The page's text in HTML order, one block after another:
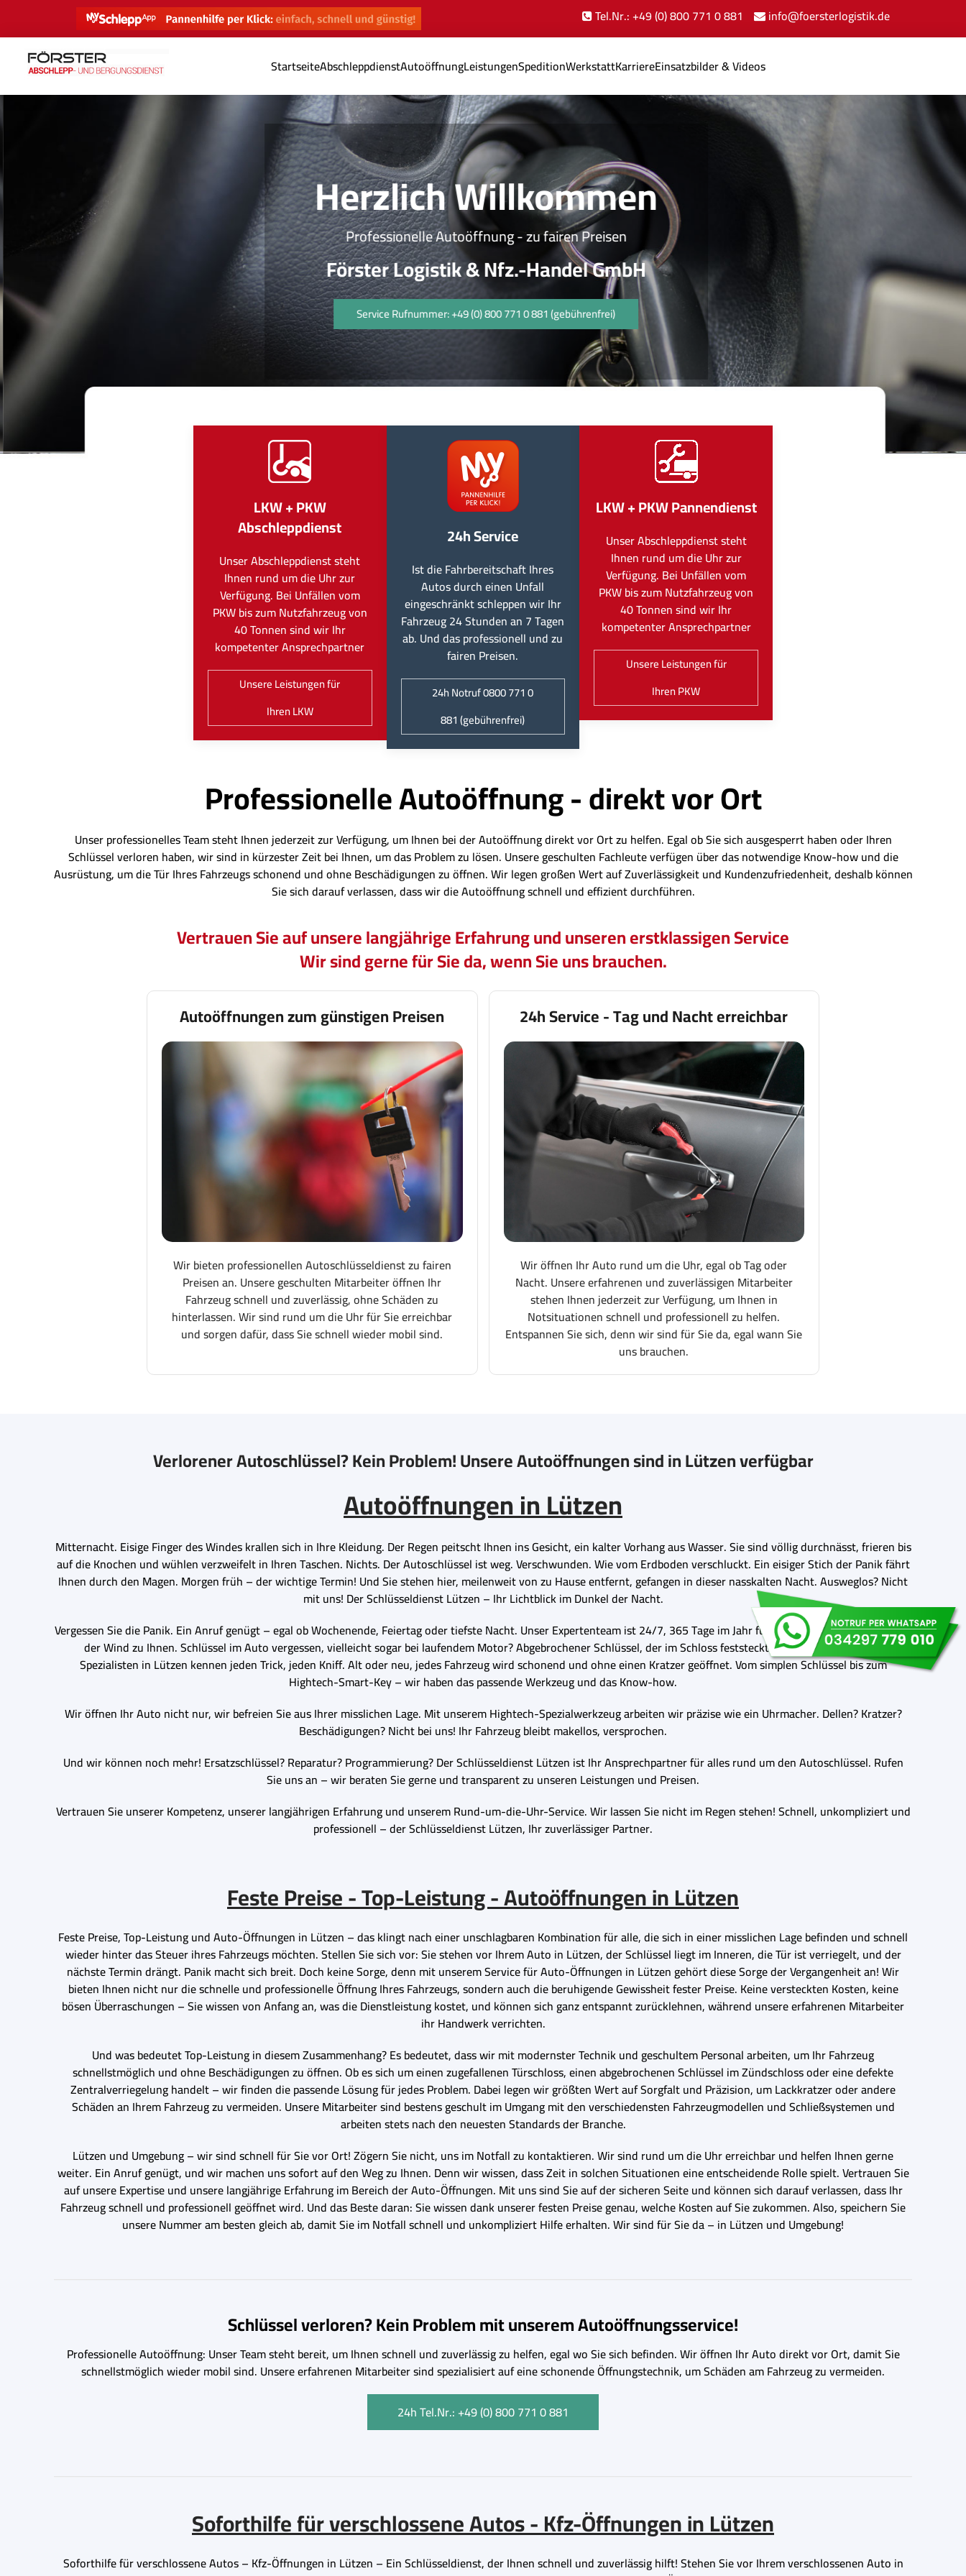
Tel.Nr.: +49 (0) 800 771 0 881 info@foersterlogistik.de
StartseiteAbschleppdienstAutoöffnungLeistungenSpeditionWerkstattKarriereEinsatzbilder & Videos
Herzlich Willkommen
Professionelle Autoöffnung - zu fairen Preisen
Förster Logistik & Nfz.-Handel GmbH
Service Rufnummer: +49 (0) 800 771 0 881 (gebührenfrei)
LKW + PKW
Abschleppdienst
Unser Abschleppdienst steht
Ihnen rund um die Uhr zur
Verfügung. Bei Unfällen vom
PKW bis zum Nutzfahrzeug von
40 Tonnen sind wir Ihr
kompetenter Ansprechpartner
Unsere Leistungen für
Ihren LKW
24h Service
Ist die Fahrbereitschaft Ihres
Autos durch einen Unfall
eingeschränkt schleppen wir Ihr
Fahrzeug 24 Stunden an 7 Tagen
ab. Und das professionell und zu
fairen Preisen.
24h Notruf 0800 771 0
881 (gebührenfrei)
LKW + PKW Pannendienst
Unser Abschleppdienst steht
Ihnen rund um die Uhr zur
Verfügung. Bei Unfällen vom
PKW bis zum Nutzfahrzeug von
40 Tonnen sind wir Ihr
kompetenter Ansprechpartner
Unsere Leistungen für
Ihren PKW
Professionelle Autoöffnung - direkt vor Ort
Unser professionelles Team steht Ihnen jederzeit zur Verfügung, um Ihnen bei der Autoöffnung direkt vor Ort zu helfen. Egal ob Sie sich ausgesperrt haben oder Ihren
Schlüssel verloren haben, wir sind in kürzester Zeit bei Ihnen, um das Problem zu lösen. Unsere geschulten Fachleute verfügen über das notwendige Know-how und die
Ausrüstung, um die Tür Ihres Fahrzeugs schonend und ohne Beschädigungen zu öffnen. Wir legen großen Wert auf Zuverlässigkeit und Kundenzufriedenheit, deshalb können
Sie sich darauf verlassen, dass wir die Autoöffnung schnell und effizient durchführen.
Vertrauen Sie auf unsere langjährige Erfahrung und unseren erstklassigen Service
Wir sind gerne für Sie da, wenn Sie uns brauchen.
Autoöffnungen zum günstigen Preisen
Wir bieten professionellen Autoschlüsseldienst zu fairen
Preisen an. Unsere geschulten Mitarbeiter öffnen Ihr
Fahrzeug schnell und zuverlässig, ohne Schäden zu
hinterlassen. Wir sind rund um die Uhr für Sie erreichbar
und sorgen dafür, dass Sie schnell wieder mobil sind.
24h Service - Tag und Nacht erreichbar
Wir öffnen Ihr Auto rund um die Uhr, egal ob Tag oder
Nacht. Unsere erfahrenen und zuverlässigen Mitarbeiter
stehen Ihnen jederzeit zur Verfügung, um Ihnen in
Notsituationen schnell und professionell zu helfen.
Entspannen Sie sich, denn wir sind für Sie da, egal wann Sie
uns brauchen.
Verlorener Autoschlüssel? Kein Problem! Unsere Autoöffnungen sind in Lützen verfügbar
Autoöffnungen in Lützen
Mitternacht. Eisige Finger des Windes krallen sich in Ihre Kleidung. Der Regen peitscht Ihnen ins Gesicht, ein kalter Vorhang aus Wasser. Sie sind völlig durchnässt, frieren bis
auf die Knochen und wühlen verzweifelt in Ihren Taschen. Nichts. Der Autoschlüssel ist weg. Verschwunden. Wie vom Erdboden verschluckt. Ein eisiger Stich der Panik fährt
Ihnen durch den Magen. Morgen früh – der wichtige Termin! Und Sie stehen hier, meilenweit von zu Hause entfernt, gefangen in dieser nasskalten Nacht. Ausweglos? Nicht
mit uns! Der Schlüsseldienst Lützen – Ihr Lichtblick im Dunkel der Nacht.
Vergessen Sie die Panik. Ein Anruf genügt – egal ob Wochenende, Feiertag oder tiefste Nacht. Unser Expertenteam ist 24/7, 365 Tage im Jahr für Sie da und rast schneller als
der Wind zu Ihnen. Schlüssel im Auto vergessen, vielleicht sogar bei laufendem Motor? Abgebrochener Schlüssel, der im Schloss feststeckt? Kein Problem! Unsere
Spezialisten in Lützen kennen jeden Trick, jeden Kniff. Alt oder neu, jedes Fahrzeug wird schonend und ohne einen Kratzer geöffnet. Vom simplen Schlüssel bis zum
Hightech-Smart-Key – wir haben das passende Werkzeug und das Know-how.
Wir öffnen Ihr Auto nicht nur, wir befreien Sie aus Ihrer misslichen Lage. Mit unserem Hightech-Spezialwerkzeug arbeiten wir präzise wie ein Uhrmacher. Dellen? Kratzer?
Beschädigungen? Nicht bei uns! Ihr Fahrzeug bleibt makellos, versprochen.
Und wir können noch mehr! Ersatzschlüssel? Reparatur? Programmierung? Der Schlüsseldienst Lützen ist Ihr Ansprechpartner für alles rund um den Autoschlüssel. Rufen
Sie uns an – wir beraten Sie gerne und transparent zu unseren Leistungen und Preisen.
Vertrauen Sie unserer Kompetenz, unserer langjährigen Erfahrung und unserem Rund-um-die-Uhr-Service. Wir lassen Sie nicht im Regen stehen! Schnell, unkompliziert und
professionell – der Schlüsseldienst Lützen, Ihr zuverlässiger Partner.
Feste Preise - Top-Leistung -Autoöffnungen in Lützen
Feste Preise, Top-Leistung und Auto-Öffnungen in Lützen – das klingt nach einer unschlagbaren Kombination für alle, die sich in einer misslichen Lage befinden und schnell
wieder hinter das Steuer ihres Fahrzeugs möchten. Stellen Sie sich vor: Sie stehen vor Ihrem Auto in Lützen, der Schlüssel liegt im Inneren, die Tür ist verriegelt, und der
nächste Termin drängt. Panik macht sich breit. Doch keine Sorge, denn mit unserem Service für Auto-Öffnungen in Lützen gehört diese Sorge der Vergangenheit an! Wir
bieten Ihnen nicht nur die schnelle und professionelle Öffnung Ihres Fahrzeugs, sondern auch die beruhigende Gewissheit fester Preise. Keine versteckten Kosten, keine
bösen Überraschungen – Sie wissen von Anfang an, was die Dienstleistung kostet, und können sich ganz entspannt zurücklehnen, während unsere erfahrenen Mitarbeiter
ihr Handwerk verrichten.
Und was bedeutet Top-Leistung in diesem Zusammenhang? Es bedeutet, dass wir mit modernster Technik und geschultem Personal arbeiten, um Ihr Fahrzeug
schnellstmöglich und ohne Beschädigungen zu öffnen. Ob es sich um einen zugefallenen Türschloss, einen abgebrochenen Schlüssel im Zündschloss oder eine defekte
Zentralverriegelung handelt – wir finden die passende Lösung für jedes Problem. Dabei legen wir größten Wert auf Sorgfalt und Präzision, um Lackkratzer oder andere
Schäden an Ihrem Fahrzeug zu vermeiden. Unsere Mitarbeiter sind bestens geschult im Umgang mit den verschiedensten Fahrzeugmodellen und Schließsystemen und
arbeiten stets nach den neuesten Standards der Branche.
Lützen und Umgebung – wir sind schnell für Sie vor Ort! Zögern Sie nicht, uns im Notfall zu kontaktieren. Wir sind rund um die Uhr erreichbar und helfen Ihnen gerne
weiter. Ein Anruf genügt, und wir machen uns sofort auf den Weg zu Ihnen. Denn wir wissen, dass Zeit in solchen Situationen eine entscheidende Rolle spielt. Vertrauen Sie
auf unsere Expertise und unsere langjährige Erfahrung im Bereich der Auto-Öffnungen. Mit uns sind Sie auf der sicheren Seite und können sich darauf verlassen, dass Ihr
Fahrzeug schnell und professionell geöffnet wird. Und das Beste daran: Sie wissen dank unserer festen Preise genau, welche Kosten auf Sie zukommen. Also, speichern Sie
unsere Nummer am besten gleich ab, damit Sie im Notfall schnell und unkompliziert Hilfe erhalten. Wir sind für Sie da – in Lützen und Umgebung!
Schlüssel verloren? Kein Problem mit unserem Autoöffnungsservice!
Professionelle Autoöffnung: Unser Team steht bereit, um Ihnen schnell und zuverlässig zu helfen, egal wo Sie sich befinden. Wir öffnen Ihr Auto direkt vor Ort, damit Sie
schnellstmöglich wieder mobil sind. Unsere erfahrenen Mitarbeiter sind spezialisiert auf eine schonende Öffnungstechnik, um Schäden am Fahrzeug zu vermeiden.
24h Tel.Nr.: +49 (0) 800 771 0 881
Soforthilfe für verschlossene Autos - Kfz-Öffnungen in Lützen
Soforthilfe für verschlossene Autos – Kfz-Öffnungen in Lützen – Ein Schlüsseldienst, der Ihnen schnell und zuverlässig hilft! Stehen Sie vor Ihrem verschlossenen Auto in